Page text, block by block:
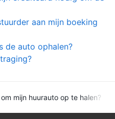
aan mijn boeking
de auto ophalen?
mijn huurauto op te halen?